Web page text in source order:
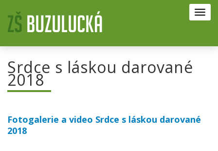
Srdce s láskou darované
2018
Fotogalerie a video Srdce s láskou darované
2018